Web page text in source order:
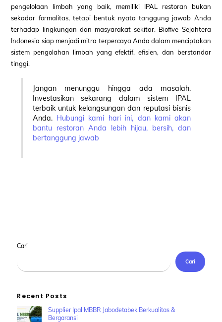
pengelolaan limbah yang baik, memiliki IPAL restoran bukan
sekadar formalitas, tetapi bentuk nyata tanggung jawab Anda
terhadap lingkungan dan masyarakat sekitar. Biofive Sejahtera
Indonesia siap menjadi mitra terpercaya Anda dalam menciptakan
sistem pengolahan limbah yang efektif, efisien, dan berstandar
tinggi.
Jangan menunggu hingga ada masalah.
Investasikan sekarang dalam sistem IPAL
terbaik untuk kelangsungan dan reputasi bisnis
Anda. Hubungi kami hari ini, dan kami akan
bantu restoran Anda lebih hijau, bersih, dan
bertanggung jawab
Cari
Cari
Recent Posts
Supplier Ipal MBBR Jabodetabek Berkualitas &
Bergaransi